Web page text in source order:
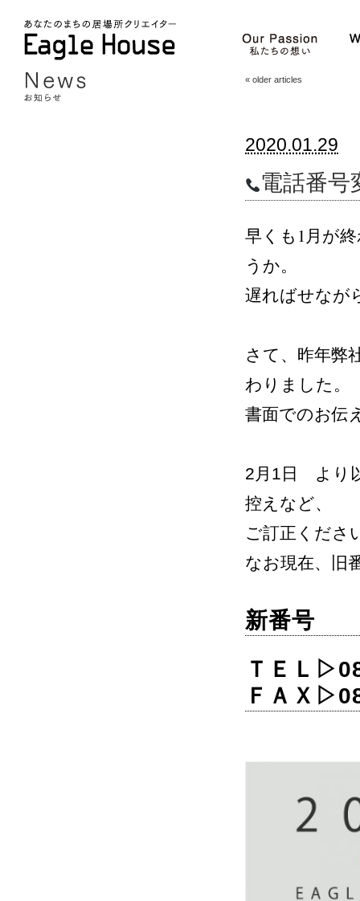
« older articles
2020.01.29
電話番号
早くも1月が
うか。
遅ればせなが
さて、昨年弊
わりました。
書面でのお伝
2月1日 より
控えなど、
ご訂正くださ
なお現在、旧
新番号
ＴＥＬ
ＦＡＸ